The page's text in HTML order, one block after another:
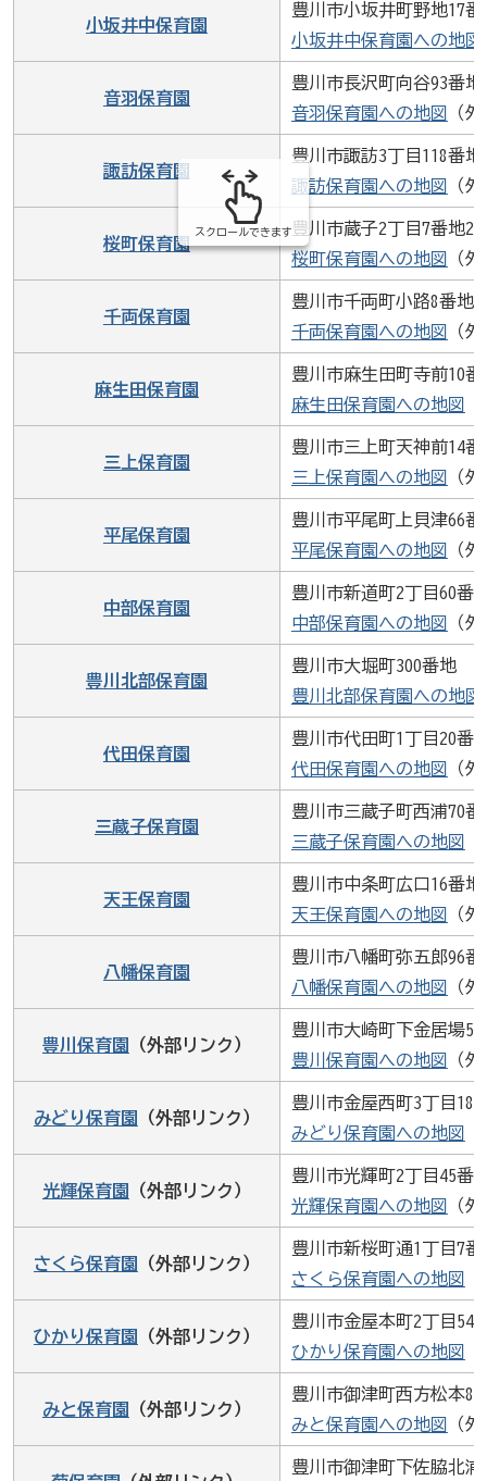
小坂井中保育園
豊川市小坂井町野地17番
小坂井中保育園への地図
音羽保育園
豊川市長沢町向谷93番地
音羽保育園への地図
（
諏訪保育園
豊川市諏訪3丁目118番地
諏訪保育園への地図
（
桜町保育園
豊川市蔵子2丁目7番地26
桜町保育園への地図
（
千両保育園
豊川市千両町小路8番地3
千両保育園への地図
（
麻生田保育園
豊川市麻生田町寺前10番
麻生田保育園への地図
三上保育園
豊川市三上町天神前14番
三上保育園への地図
（
平尾保育園
豊川市平尾町上貝津66番
平尾保育園への地図
（
中部保育園
豊川市新道町2丁目60番
中部保育園への地図
（
豊川北部保育園
豊川市大堀町300番地
豊川北部保育園への地図
代田保育園
豊川市代田町1丁目20番
代田保育園への地図
（
三蔵子保育園
豊川市三蔵子町西浦70番
三蔵子保育園への地図
天王保育園
豊川市中条町広口16番地
天王保育園への地図
（
八幡保育園
豊川市八幡町弥五郎96番
八幡保育園への地図
（
豊川保育園 （外部リンク）
豊川市大崎町下金居場55
豊川保育園への地図
（
みどり保育園 （外部リンク）
豊川市金屋西町3丁目18
みどり保育園への地図
光輝保育園 （外部リンク）
豊川市光輝町2丁目45番
光輝保育園への地図
（
さくら保育園 （外部リンク）
豊川市新桜町通1丁目7番
さくら保育園への地図
ひかり保育園 （外部リンク）
豊川市金屋本町2丁目54
ひかり保育園への地図
みと保育園 （外部リンク）
豊川市御津町西方松本89
みと保育園への地図
（
豊川市御津町下佐脇北浦
スクロールできます